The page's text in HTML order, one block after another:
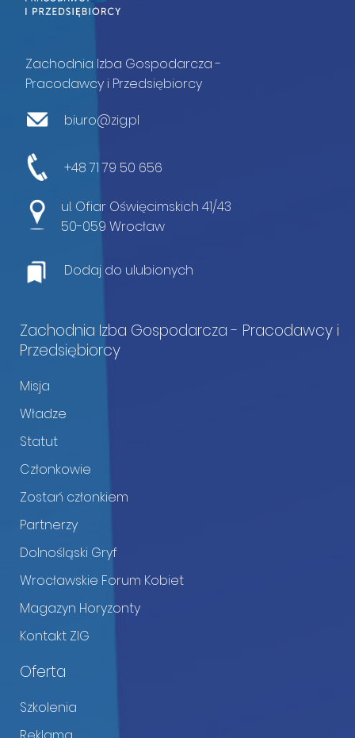
Zachodnia Izba Gospodarcza -
Pracodawcy i Przedsiębiorcy
biuro@zig.pl
+48 71 79 50 656
ul. Ofiar Oświęcimskich 41/43
50-059 Wrocław
Dodaj do ulubionych
Zachodnia Izba Gospodarcza - Pracodawcy i
Przedsiębiorcy
Misja
Władze
Statut
Członkowie
Zostań członkiem
Partnerzy
Dolnośląski Gryf
Wrocławskie Forum Kobiet
Magazyn Horyzonty
Kontakt ZIG
Oferta
Szkolenia